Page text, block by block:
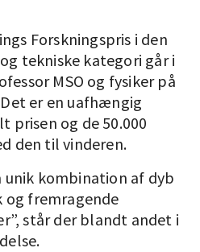
Forskningspris i den
tekniske kategori går i
MSO og fysiker på
er en uafhængig
prisen og de 50.000
den til vinderen.
unik kombination af dyb
og fremragende
står der blandt andet i